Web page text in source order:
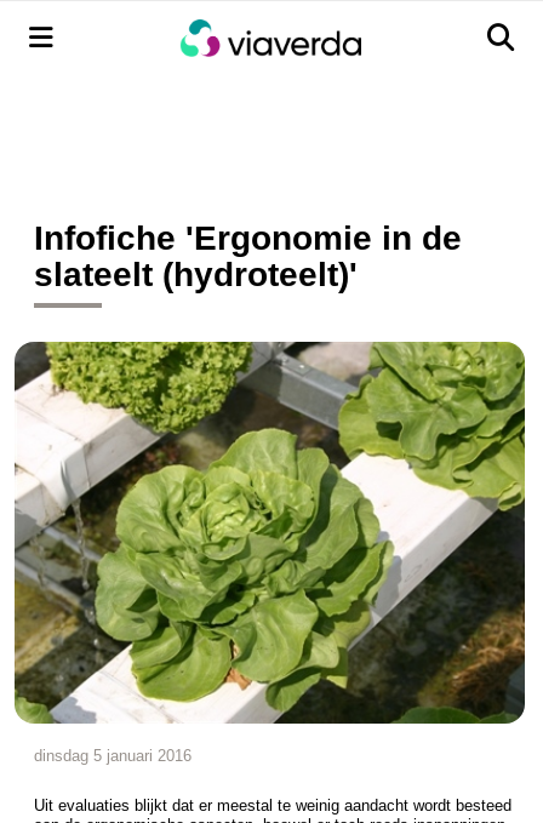
Menu Menu
Infofiche 'Ergonomie in de
slateelt (hydroteelt)'
dinsdag 5 januari 2016
Uit evaluaties blijkt dat er meestal te weinig aandacht wordt besteed